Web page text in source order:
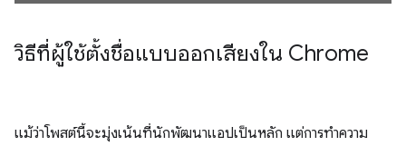
วิธีที่ผู้ใช้ตั้งชื่อแบบออกเสียงใน Chrome
แม้ว่าโพสต์นี้จะมุ่งเน้นที่นักพัฒนาแอปเป็นหลัก แต่การทำความ